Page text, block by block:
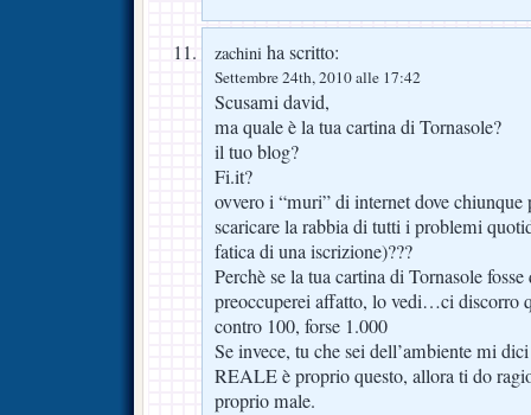
zachini ha scritto:
Settembre 24th, 2010 alle 17:42
Scusami david,
ma quale è la tua cartina di Tornasole?
il tuo blog?
Fi.it?
ovvero i “muri” di internet dove chiunque
scaricare la rabbia di tutti i problemi
fatica di una iscrizione)???
Perchè se la tua cartina di Tornasole
preoccuperei affatto, lo vedi…ci discorro
contro 100, forse 1.000
Se invece, tu che sei dell’ambiente mi
REALE è proprio questo, allora ti do
proprio male.